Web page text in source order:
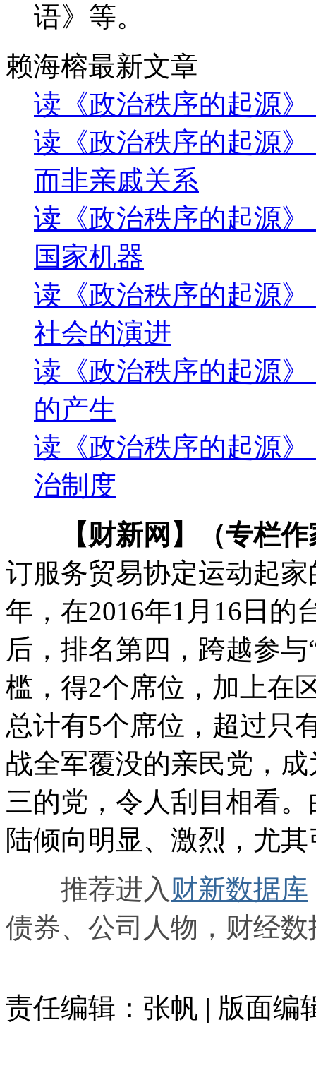
语》等。
赖海榕最新文章
读《政治秩序的起源
读《政治秩序的起源
而非亲戚关系
读《政治秩序的起源
国家机器
读《政治秩序的起源
社会的演进
读《政治秩序的起源
的产生
读《政治秩序的起源
治制度
【财新网】（专栏
订服务贸易协定运动起
年，在2016年1月16日的
后，排名第四，跨越参
槛，得2个席位，加上在
总计有5个席位，超过只
战全军覆没的亲民党，
三的党，令人刮目相看
陆倾向明显、激烈，尤
推荐进入 财新数据库
债券、公司人物，财经
责任编辑：张帆 | 版面编